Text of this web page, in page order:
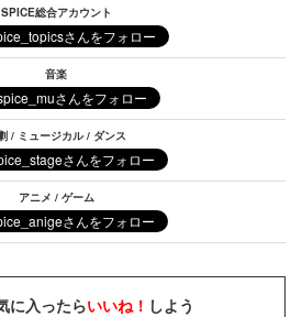
SPICE総合アカウント
音楽
/ ミュージカル / ダンス
アニメ / ゲーム
に入ったらいいね！ しよう